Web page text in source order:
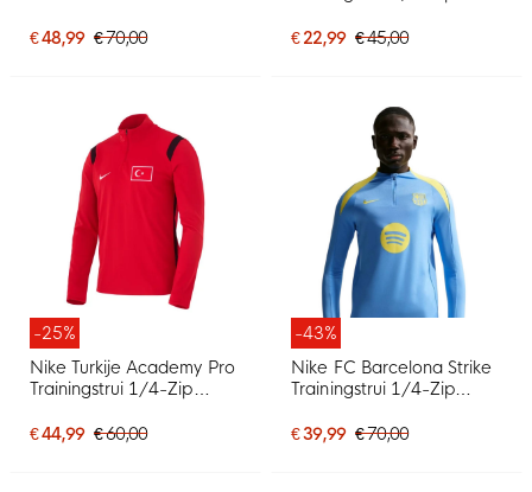
2025-2026 Zwart Grijs
€ 48,99 € 70,00
€ 22,99 € 45,00
-25%
Nike Turkije Academy Pro
Trainingstrui 1/4-Zip
€ 44,99 € 60,00
-43%
Nike FC Barcelona Strike
Trainingstrui 1/4-Zip
€ 39,99 € 70,00